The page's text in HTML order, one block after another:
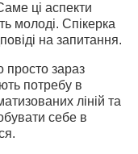
ці аспекти
молоді. Спікерка
на запитання.
зараз
потребу в
ліній та
себе в